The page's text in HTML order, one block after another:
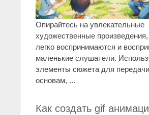
Опирайтесь на увлекательные
художественные
легко воспринимаются и
маленькие слушатели.
элементы сюжета для
основам, ...
Как создать gif